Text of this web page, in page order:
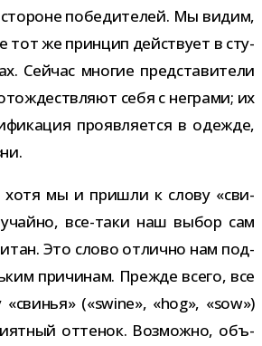
побе­ди­те­лей. Мы видим,
тот же прин­цип дей­ствует в сту­
Сейчас мно­гие пред­ста­ви­тели
себя с неграми; их
про­яв­ля­ется в одежде,
хотя мы и при­шли к слову «сви­
все-​таки наш выбор сам
Это слово отлично нам под­
при­чи­нам. Прежде всего, все
(«swine», «hog», «sow»)
отте­нок. Возможно, объ­